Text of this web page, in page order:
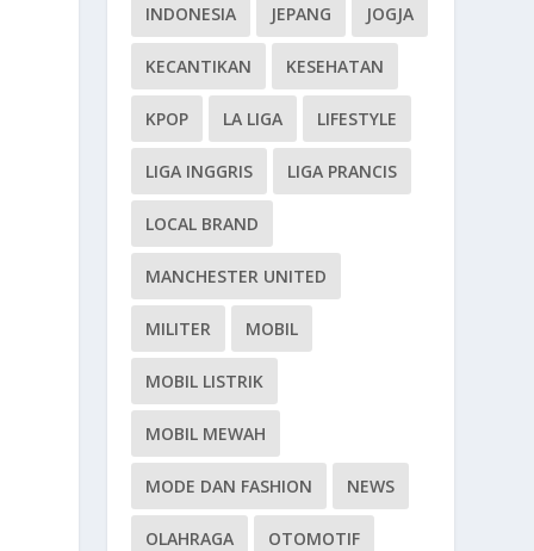
INDONESIA JEPANG JOGJA
KECANTIKAN KESEHATAN
KPOP LA LIGA LIFESTYLE
LIGA INGGRIS LIGA PRANCIS
LOCAL BRAND
MANCHESTER UNITED
MILITER MOBIL
MOBIL LISTRIK
MOBIL MEWAH
MODE DAN FASHION NEWS
OLAHRAGA OTOMOTIF